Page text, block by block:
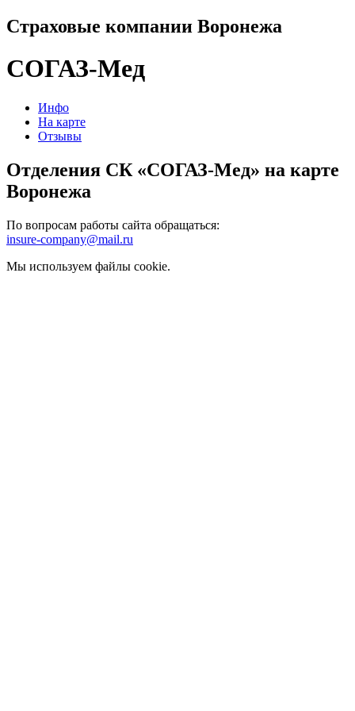
Страховые компании Воронежа
СОГАЗ-Мед
Инфо
На карте
Отзывы
Отделения СК «СОГАЗ-Мед» на карте
Воронежа
По вопросам работы сайта обращаться:
insure-company@mail.ru
Мы используем файлы cookie.